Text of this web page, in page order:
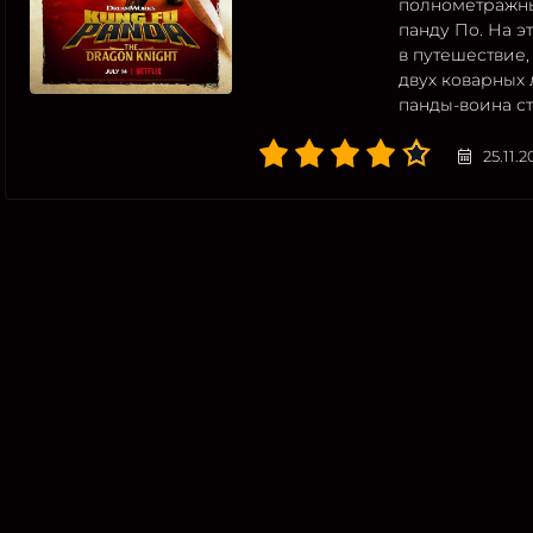
панду По. На
в
двух
панды-воина